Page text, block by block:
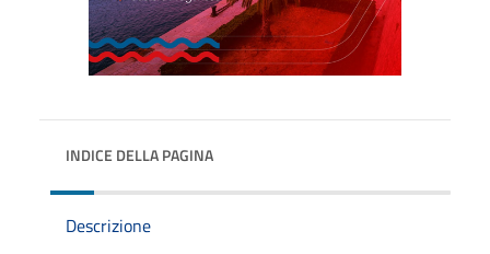
INDICE DELLA PAGINA
Descrizione